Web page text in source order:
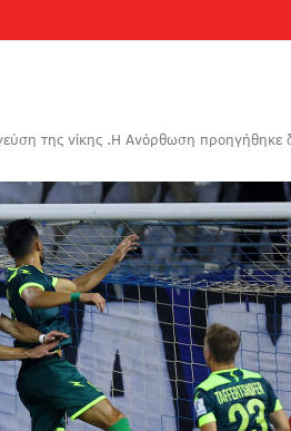
της νίκης .Η Ανόρθωση προηγήθηκε